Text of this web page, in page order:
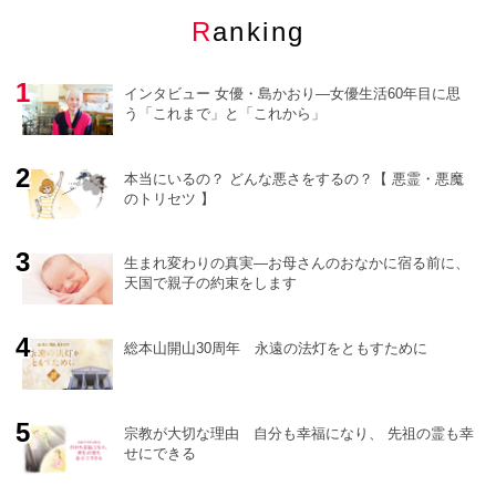
Ranking
インタビュー 女優・島かおり―女優生活60年目に思
う「これまで」と「これから」
本当にいるの？ どんな悪さをするの？【 悪霊・悪魔
のトリセツ 】
生まれ変わりの真実―お母さんのおなかに宿る前に、
天国で親子の約束をします
総本山開山30周年 永遠の法灯をともすために
宗教が大切な理由 自分も幸福になり、 先祖の霊も幸
せにできる